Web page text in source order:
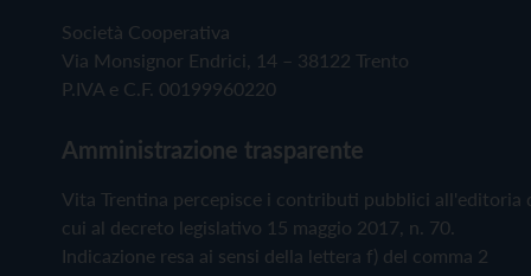
Società Cooperativa
Via Monsignor Endrici, 14 – 38122 Trento
P.IVA e C.F. 00199960220
Amministrazione trasparente
Vita Trentina percepisce i contributi pubblici all'editoria
cui al decreto legislativo 15 maggio 2017, n. 70.
Indicazione resa ai sensi della lettera f) del comma 2